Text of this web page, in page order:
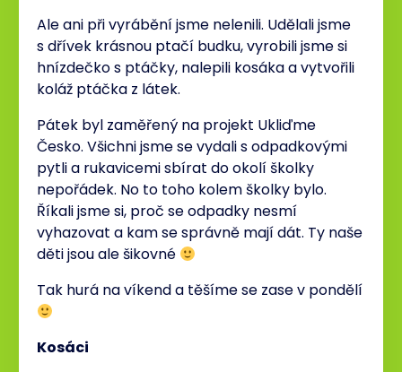
Ale ani při vyrábění jsme nelenili. Udělali jsme
s dřívek krásnou ptačí budku, vyrobili jsme si
hnízdečko s ptáčky, nalepili kosáka a vytvořili
koláž ptáčka z látek.
Pátek byl zaměřený na projekt Ukliďme
Česko. Všichni jsme se vydali s odpadkovými
pytli a rukavicemi sbírat do okolí školky
nepořádek. No to toho kolem školky bylo.
Říkali jsme si, proč se odpadky nesmí
vyhazovat a kam se správně mají dát. Ty naše
děti jsou ale šikovné
Tak hurá na víkend a těšíme se zase v pondělí
Kosáci